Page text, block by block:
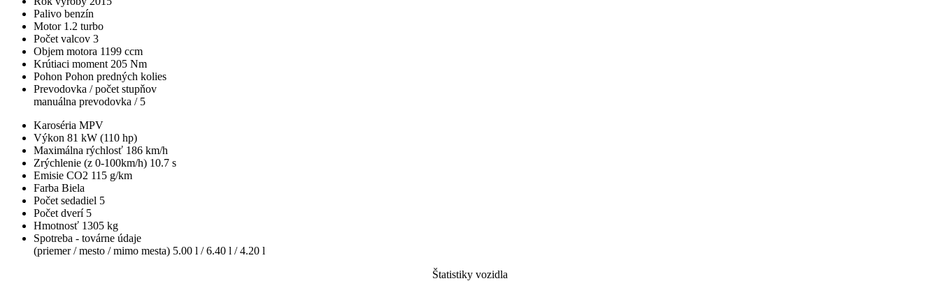
Palivo benzín
Motor 1.2 turbo
Počet valcov 3
Objem motora 1199 ccm
Krútiaci moment 205 Nm
Pohon Pohon predných kolies
Prevodovka / počet stupňov
manuálna prevodovka / 5
Karoséria MPV
Výkon 81 kW (110 hp)
Maximálna rýchlosť 186 km/h
Zrýchlenie (z 0-100km/h) 10.7 s
Emisie CO2 115 g/km
Farba Biela
Počet sedadiel 5
Počet dverí 5
Hmotnosť 1305 kg
Spotreba - továrne údaje
(priemer / mesto / mimo mesta) 5.00 l / 6.40 l / 4.20 l
Štatistiky vozidla